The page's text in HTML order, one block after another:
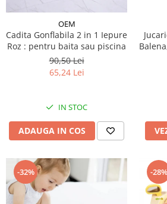
OEM
Cadita Gonflabila 2 in 1 Iepure
Roz : pentru baita sau piscina
90,50 Lei
65,24 Lei
IN STOC
ADAUGA IN COS
-32% -28%